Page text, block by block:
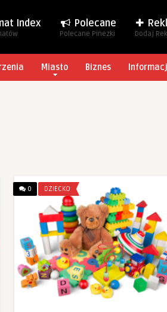
Index Polecane
Polecane Pinezki Dodaj
Miasto Biznes
0 DZIECKO